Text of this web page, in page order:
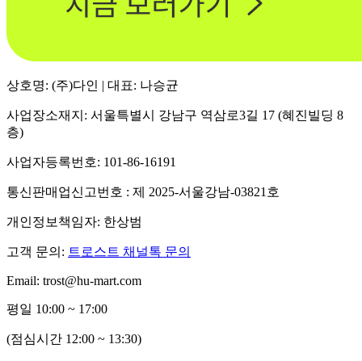
상호명: (주)다인 | 대표: 나승균
사업장소재지: 서울특별시 강남구 역삼로3길 17 (혜진빌딩 8
층)
사업자등록번호: 101-86-16191
통신판매업신고번호 : 제 2025-서울강남-03821호
개인정보책임자: 한상범
고객 문의: 트로스트 채널톡 문의
Email: trost@hu-mart.com
평일 10:00 ~ 17:00
(점심시간 12:00 ~ 13:30)